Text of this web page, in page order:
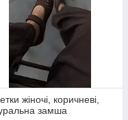
жіночі, коричневі,
замша